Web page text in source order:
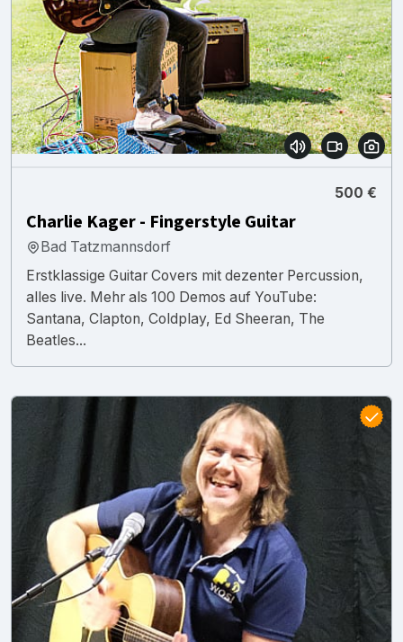
500 €
Charlie Kager - Fingerstyle Guitar
Bad Tatzmannsdorf
Erstklassige Guitar Covers mit dezenter Percussion,
alles live. Mehr als 100 Demos auf YouTube:
Santana, Clapton, Coldplay, Ed Sheeran, The
Beatles...